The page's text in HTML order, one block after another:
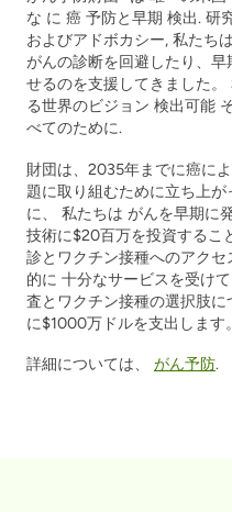
な に 癌 予防と早期 検出.研
およびアドボカシー,私たち
がんの診断を回避したり、
せるのを支援してきました。
る世界のビジョン 検出可能
べてのために.
財団は、2035年までに癌に
題に取り組むために立ち上
に、 私たちは がんを早期に
技術に$20百万を投資するこ
診とワクチン接種へのアク
的に 十分なサービスを受け
査とワクチン接種の選択肢
に$1000万ドルを支出します。
詳細については、 がん予防.